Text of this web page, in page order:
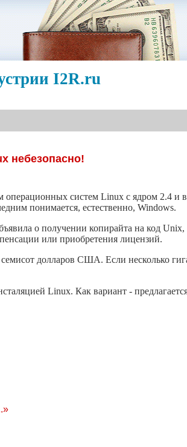
I2R.ru
небезопасно!
операционных систем Linux с ядром 2.4 и
понимается, естественно, Windows.
о получении копирайта на код Unix,
или приобретения лицензий.
долларов США. Если несколько
Linux. Как вариант -